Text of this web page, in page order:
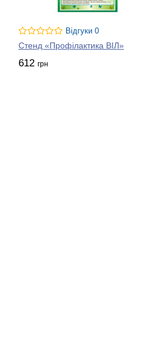
Відгуки 0
Стенд «Профілактика ВІЛ»
612 грн